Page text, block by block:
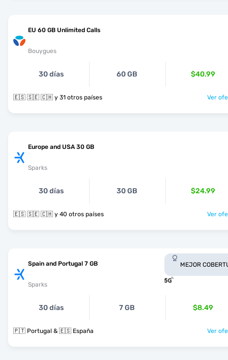
EU 60 GB Unlimited Calls
Bouygues
30 días 60 GB $40.99
🇪🇸 🇸🇪 🇨🇭 y 31 otros países Ver
Europe and USA 30 GB
Sparks
30 días 30 GB $24.99
🇪🇸 🇸🇪 🇨🇭 y 40 otros países Ver
Spain and Portugal 7 GB
Sparks
MEJOR
30 días 7 GB $8.49
🇵🇹 Portugal & 🇪🇸 España Ver